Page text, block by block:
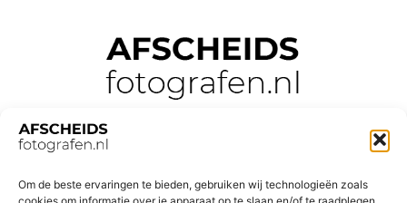
Om de beste ervaringen te bieden, gebruiken wij technologieën zoals